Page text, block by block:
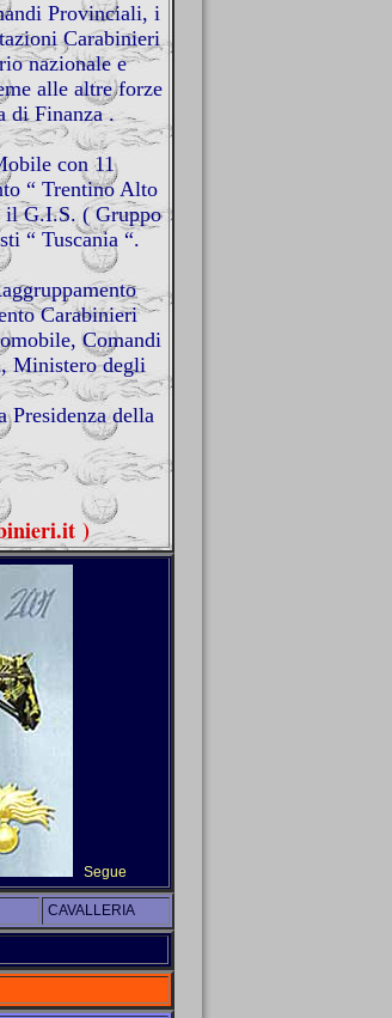
Provinciali, i
Carabinieri
nazionale e
alle altre forze
di Finanza .
con 11
“ Trentino Alto
il G.I.S. ( Gruppo
“ Tuscania “.
Carabinieri
Comandi
Ministero degli
Presidenzadella
)
Segue
CAVALLERIA